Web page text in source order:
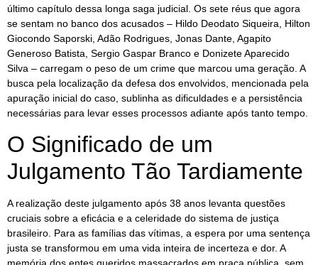
último capítulo dessa longa saga judicial. Os sete réus que agora
se sentam no banco dos acusados – Hildo Deodato Siqueira, Hilton
Giocondo Saporski, Adão Rodrigues, Jonas Dante, Agapito
Generoso Batista, Sergio Gaspar Branco e Donizete Aparecido
Silva – carregam o peso de um crime que marcou uma geração. A
busca pela localização da defesa dos envolvidos, mencionada pela
apuração inicial do caso, sublinha as dificuldades e a persistência
necessárias para levar esses processos adiante após tanto tempo.
O Significado de um
Julgamento Tão Tardiamente
A realização deste julgamento após 38 anos levanta questões
cruciais sobre a eficácia e a celeridade do sistema de justiça
brasileiro. Para as famílias das vítimas, a espera por uma sentença
justa se transformou em uma vida inteira de incerteza e dor. A